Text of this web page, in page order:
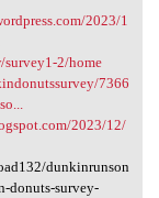
2023/1
2/home
7366
2023/12/
dunkinrunson
donuts-survey-